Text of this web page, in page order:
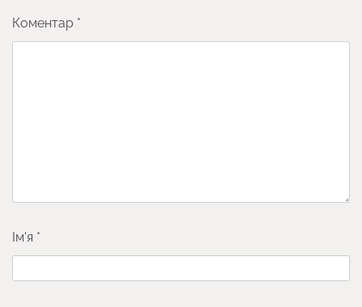
Коментар *
Ім'я *